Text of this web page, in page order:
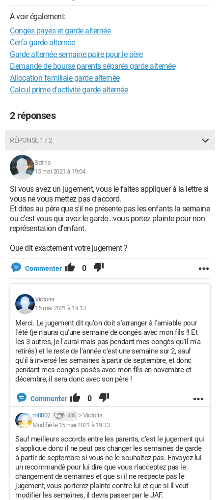
A voir également:
Congés payés et garde alternée
Cerfa garde alternée
Garde alternée semaine paire pour le père
Demande de bourse parents séparés garde alternée
Allocation familiale garde alternée
Calcul prime d'activité garde alternée
2 réponses
RÉPONSE 1 / 2
Sothis
15 mai 2021 à 19:04
Si vous avez un jugement, vous le faites appliquer à la lettre si
vous ne vous mettez pas d'accord.
Et dites au père que s'il ne présente pas les enfants la semaine
ou c'est vous qui avez le garde...vous portez plainte pour non
représentation d'enfant.
Que dit exactement votre jugement ?
Commenter 0
Victoria
15 mai 2021 à 19:13
Merci. Le jugement dit qu'on doit s'arranger à l'amiable pour
l'été (je n'aurai qu'une semaine de congés avec mon fils !! Et
les 3 autres, je l'aurai mais pas pendant mes congés qu'il m'a
retirés) et le reste de l'année c'est une semaine sur 2, sauf
qu'il à inversé les semaines à partir de septembre, et donc
pendant mes congés posés avec mon fils en novembre et
décembre, il sera donc avec son père !
Commenter 0
m0002 485 > Victoria
Modifié le 15 mai 2021 à 19:33
Sauf meilleurs accords entre les parents, c'est le jugement qui
s'applique donc il ne peut pas changer les semaines de garde
à partir de septembre si vous ne le souhaitez pas. Envoyez-lui
un recommandé pour lui dire que vous n'acceptez pas le
changement de semaines et que si il ne respecte pas le
jugement, vous porterez plainte contre lui et que si il veut
modifier les semaines, il devra passer par le JAF.